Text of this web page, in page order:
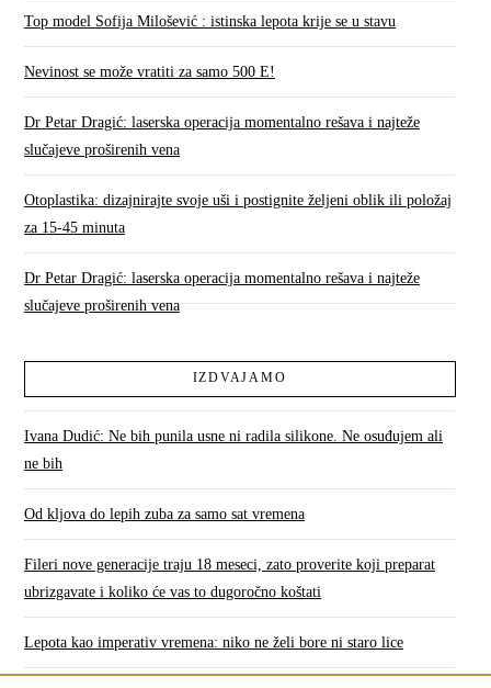
Top model Sofija Milošević : istinska lepota krije se u stavu
Nevinost se može vratiti za samo 500 E!
Dr Petar Dragić: laserska operacija momentalno rešava i najteže
slučajeve proširenih vena
Otoplastika: dizajnirajte svoje uši i postignite željeni oblik ili položaj
za 15-45 minuta
Dr Petar Dragić: laserska operacija momentalno rešava i najteže
slučajeve proširenih vena
IZDVAJAMO
Ivana Dudić: Ne bih punila usne ni radila silikone. Ne osuđujem ali
ne bih
Od kljova do lepih zuba za samo sat vremena
Fileri nove generacije traju 18 meseci, zato proverite koji preparat
ubrizgavate i koliko će vas to dugoročno koštati
Lepota kao imperativ vremena: niko ne želi bore ni staro lice